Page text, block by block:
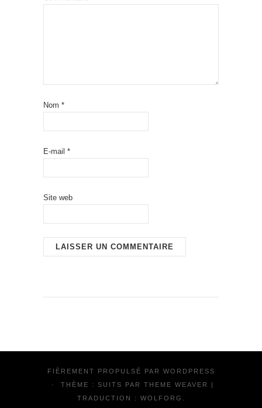
Nom *
E-mail *
Site web
FIÈREMENT PROPULSÉ PAR WORDPRESS
·
THÈME : SUITS PAR THEME WEAVER
|
TRADUCTION : WOLFORG